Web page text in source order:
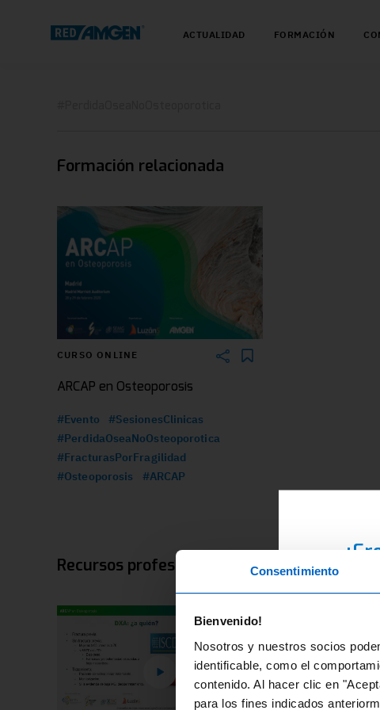
Consentimiento
Bienvenido!
Nosotros y nuestros socios
identificable, como el
contenido. Al hacer clic en
para los fines indicados
RED
En
ACTUALIDAD FORMACIÓN
Formación relacionada
CURSO ONLINE
ARCAP en Osteoporosis
#Evento
#SesionesClinicas
#PerdidaOseaNoOsteoporotica
#FracturasPorFragilidad
#Osteoporosis
#ARCAP
Recursos profesionales relacionados